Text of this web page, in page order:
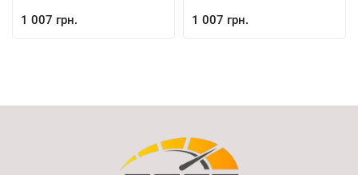
1 007 грн. 1 007 грн.